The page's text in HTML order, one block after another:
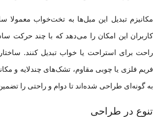
مکانیزم تبدیل این مبل‌ها به تخت‌خواب معمولا
کاربران این امکان را می‌دهد که با چند حرکت
راحت برای استراحت یا خواب تبدیل کنند.
فریم فلزی یا چوبی مقاوم، تشک‌های چندلایه و
به گونه‌ای طراحی شده‌اند تا دوام و راحتی را
تنوع در طراحی